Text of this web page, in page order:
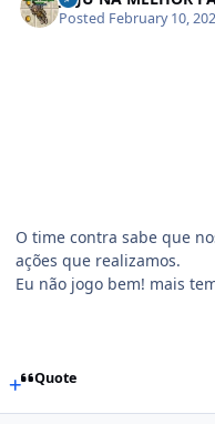
Posted February 10,
O time contra sabe que
ações que realizamos.
Eu não jogo bem! mais
Quote